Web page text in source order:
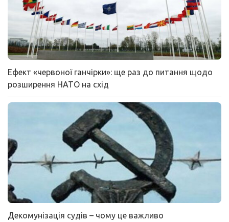
Ефект «червоної ганчірки»: ще раз до питання щодо
розширення НАТО на схід
Декомунізація судів – чому це важливо